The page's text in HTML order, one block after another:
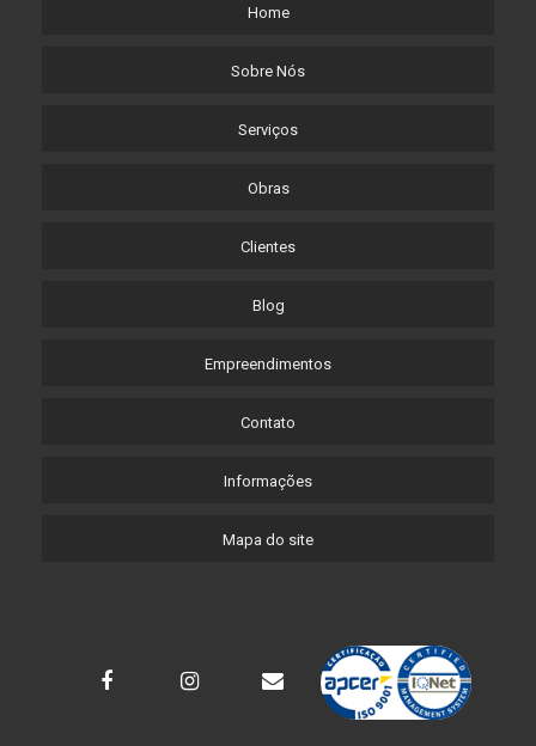
Home
Sobre Nós
Serviços
Obras
Clientes
Blog
Empreendimentos
Contato
Informações
Mapa do site